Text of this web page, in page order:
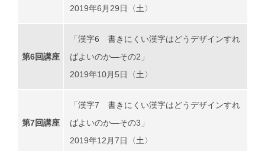
2019年6月29日〈土〉
第6回講座
「漢字6 書きにくい漢字はどうデザインすれ
ばよいのか―その2」
2019年10月5日〈土〉
第7回講座
「漢字7 書きにくい漢字はどうデザインすれ
ばよいのか―その3」
2019年12月7日〈土〉